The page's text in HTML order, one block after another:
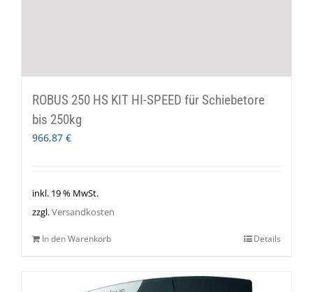
ROBUS 250 HS KIT HI-SPEED für Schiebetore
bis 250kg
966,87 €
inkl. 19 % MwSt.
zzgl.Versandkosten
In den Warenkorb Details